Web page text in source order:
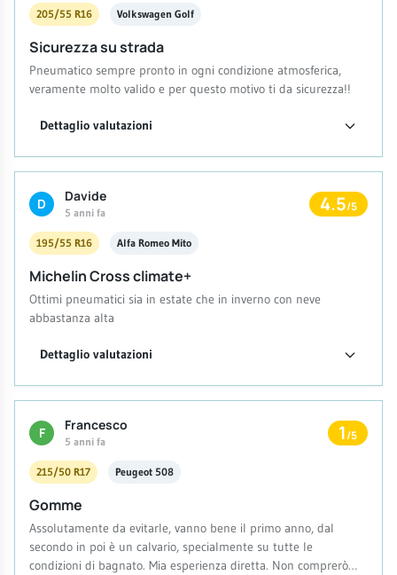
205/55 R16 Volkswagen Golf
Sicurezza su strada
Pneumatico sempre pronto in ogni condizione atmosferica,
veramente molto valido e per questo motivo ti da sicurezza!!
Dettaglio valutazioni
D Davide
5 anni fa 4.5/5
195/55 R16 Alfa Romeo Mito
Michelin Cross climate+
Ottimi pneumatici sia in estate che in inverno con neve
abbastanza alta
Dettaglio valutazioni
F Francesco
5 anni fa 1/5
215/50 R17 Peugeot 508
Gomme
Assolutamente da evitarle, vanno bene il primo anno, dal
secondo in poi è un calvario, specialmente su tutte le
condizioni di bagnato. Mia esperienza diretta. Non comprerò